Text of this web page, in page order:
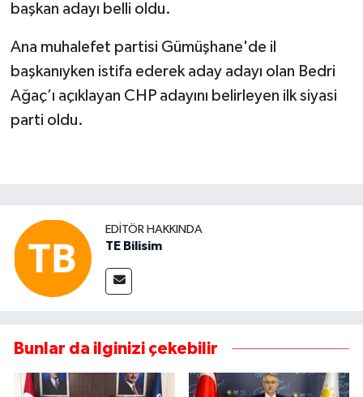
başkan adayı belli oldu.
Ana muhalefet partisi Gümüşhane'de il
başkanıyken istifa ederek aday adayı olan Bedri
Ağaç’ı açıklayan CHP adayını belirleyen ilk siyasi
parti oldu.
EDITÖR HAKKINDA
TE Bilisim
Bunlar da ilginizi çekebilir